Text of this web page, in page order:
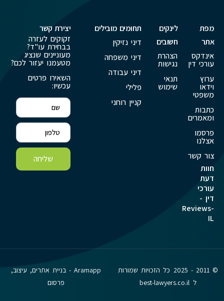
מפת
אתר
אינדקס
עורכי דין
ערוץ
וידאו
משפטי
כתבות
ומאמרים
פרסמו
אצלנו
צור קשר
חוות
דעת
עורכי
דין -
Reviews-
IL
לינקים
חשובים
הצהרת
נגישות
תנאי
שימוש
תחומים מובילים
דיני נזיקין
דיני משפחה
דיני עבודה
פלילי
קניין רוחני
יצירת קשר
זקוקים לעזרה
בבחירת עו"ד?
מעוניינים שנציג
מטעמנו יעזור לכם?
השאירו פרטים
עכשיו:
שליחה
© 2011 - 2025 כל הזכויות שמורות
ל best-lawyers.co.il
Aramapp - בניית אתרים, עיצוב,
פרסום